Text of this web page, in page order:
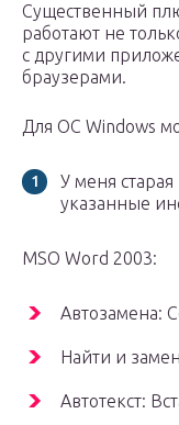
Существенный
работают не
с другими
браузерами.
Для ОС Windows
У меня старая
указанные
MSO Word 2003:
Автозамена:
Найти и
Автотекст: